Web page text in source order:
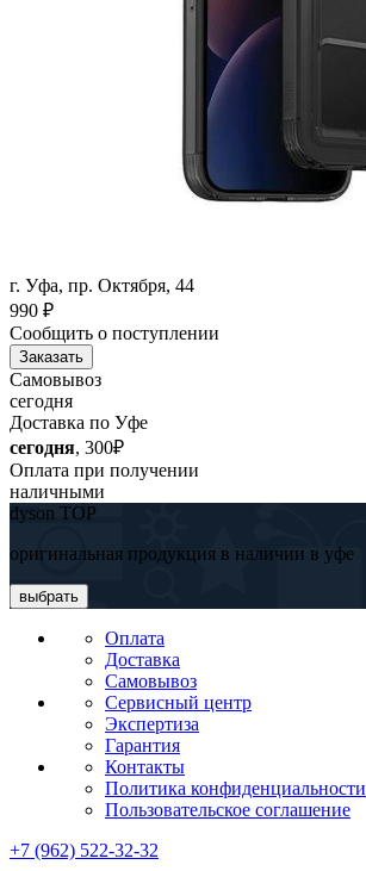
г. Уфа, пр. Октября, 44
990 ₽
Сообщить о поступлении
Заказать
Самовывоз
сегодня
Доставка по Уфе
сегодня, 300₽
Оплата при получении
наличными
dyson TOP
оригинальная продукция в наличии в уфе
выбрать
Оплата
Доставка
Самовывоз
Сервисный центр
Экспертиза
Гарантия
Контакты
Политика конфиденциальности
Пользовательское соглашение
+7 (962) 522-32-32